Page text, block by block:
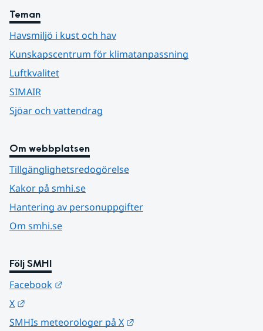
Teman
Havsmiljö i kust och hav
Kunskapscentrum för klimatanpassning
Luftkvalitet
SIMAIR
Sjöar och vattendrag
Om webbplatsen
Tillgänglighetsredogörelse
Kakor på smhi.se
Hantering av personuppgifter
Om smhi.se
Följ SMHI
Facebook
X
SMHIs meteorologer på X